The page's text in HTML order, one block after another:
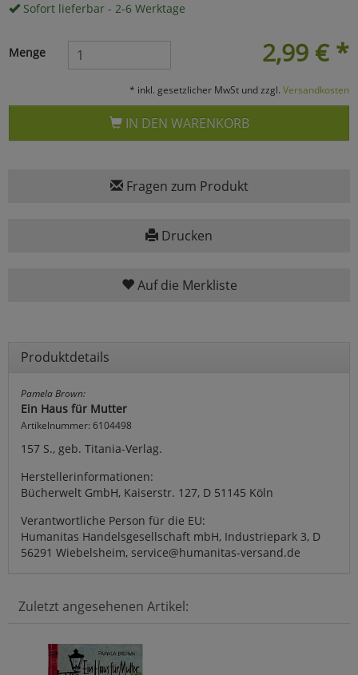
Sofort lieferbar - 2-6 Werktage
2,99 € *
Menge
* inkl. gesetzlicher MwSt und zzgl. Versandkosten
IN DEN WARENKORB
Fragen zum Produkt
Drucken
Auf die Merkliste
Produktdetails
Pamela Brown:
Ein Haus für Mutter
Artikelnummer: 6104498
157 S., geb. Titania-Verlag.
Herstellerinformationen:
Bücherwelt GmbH, Kaiserstr. 127, D 51145 Köln
Verantwortliche Person für die EU:
Humanitas Handelsgesellschaft mbH, Industriepark 3, D
56291 Wiebelsheim, service@humanitas-versand.de
Zuletzt angesehenen Artikel:
Umfragetools
Cookies